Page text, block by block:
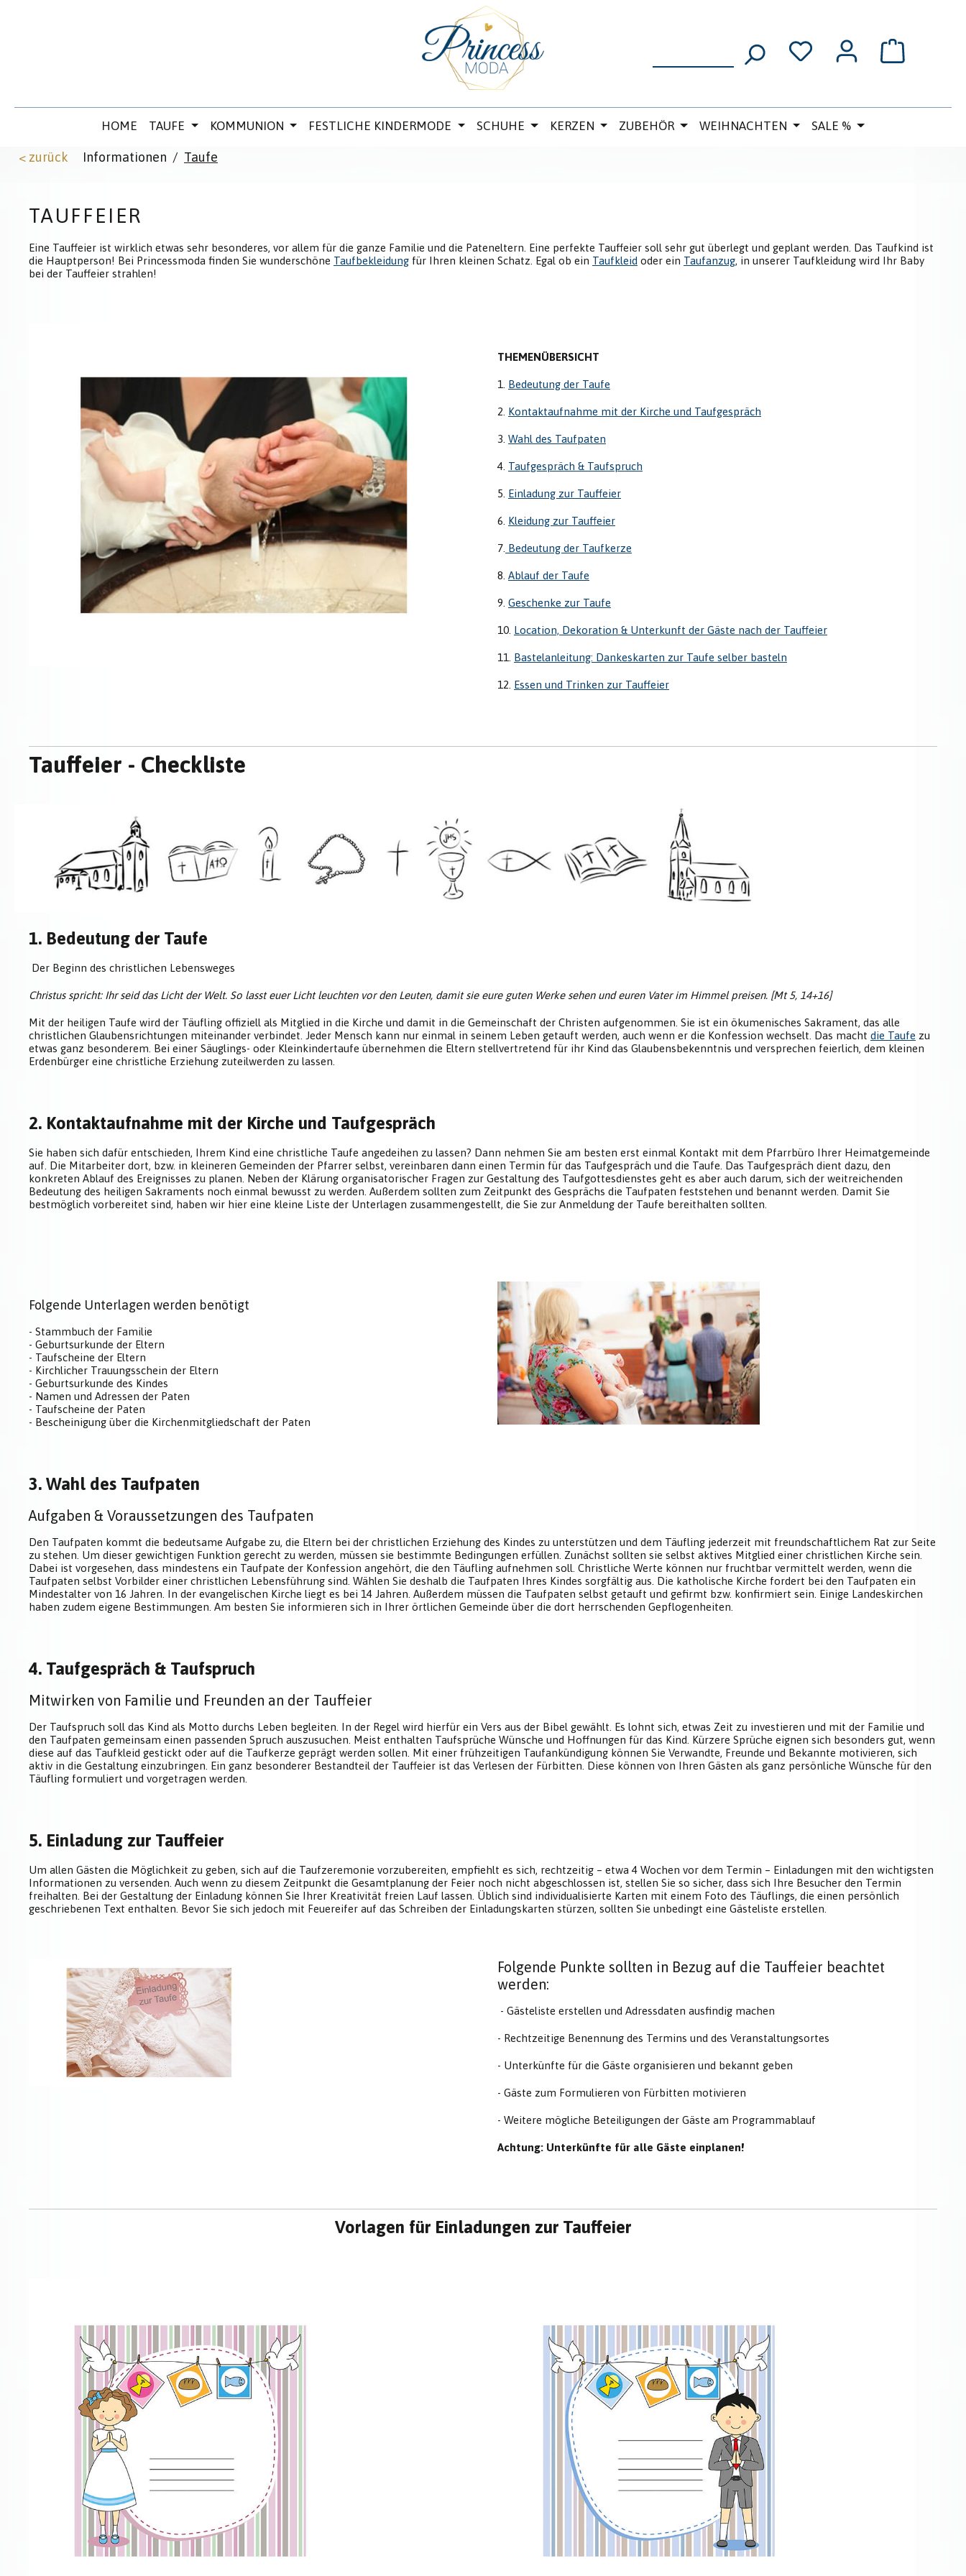
HOME TAUFE KOMMUNION FESTLICHE KINDERMODE SCHUHE KERZEN ZUBEHÖR WEIHNACHTEN SALE %
< zurück Informationen / Taufe
TAUFFEIER
Eine Tauffeier ist wirklich etwas sehr besonderes, vor allem für die ganze Familie und die Pateneltern. Eine perfekte Tauffeier soll sehr gut überlegt und geplant werden. Das Taufkind ist
die Hauptperson! Bei Princessmoda finden Sie wunderschöne Taufbekleidung für Ihren kleinen Schatz. Egal ob ein Taufkleid oder ein Taufanzug, in unserer Taufkleidung wird Ihr Baby
bei der Tauffeier strahlen!
THEMENÜBERSICHT
1. Bedeutung der Taufe
2. Kontaktaufnahme mit der Kirche und Taufgespräch
3. Wahl des Taufpaten
4. Taufgespräch & Taufspruch
5. Einladung zur Tauffeier
6. Kleidung zur Tauffeier
7. Bedeutung der Taufkerze
8. Ablauf der Taufe
9. Geschenke zur Taufe
10. Location, Dekoration & Unterkunft der Gäste nach der Tauffeier
11. Bastelanleitung: Dankeskarten zur Taufe selber basteln
12. Essen und Trinken zur Tauffeier
Tauffeier - Checkliste
1. Bedeutung der Taufe
Der Beginn des christlichen Lebensweges
Christus spricht: Ihr seid das Licht der Welt. So lasst euer Licht leuchten vor den Leuten, damit sie eure guten Werke sehen und euren Vater im Himmel preisen. [Mt 5, 14+16]
Mit der heiligen Taufe wird der Täufling offiziell als Mitglied in die Kirche und damit in die Gemeinschaft der Christen aufgenommen. Sie ist ein ökumenisches Sakrament, das alle
christlichen Glaubensrichtungen miteinander verbindet. Jeder Mensch kann nur einmal in seinem Leben getauft werden, auch wenn er die Konfession wechselt. Das macht die Taufe zu
etwas ganz besonderem. Bei einer Säuglings- oder Kleinkindertaufe übernehmen die Eltern stellvertretend für ihr Kind das Glaubensbekenntnis und versprechen feierlich, dem kleinen
Erdenbürger eine christliche Erziehung zuteilwerden zu lassen.
2. Kontaktaufnahme mit der Kirche und Taufgespräch
Sie haben sich dafür entschieden, Ihrem Kind eine christliche Taufe angedeihen zu lassen? Dann nehmen Sie am besten erst einmal Kontakt mit dem Pfarrbüro Ihrer Heimatgemeinde
auf. Die Mitarbeiter dort, bzw. in kleineren Gemeinden der Pfarrer selbst, vereinbaren dann einen Termin für das Taufgespräch und die Taufe. Das Taufgespräch dient dazu, den
konkreten Ablauf des Ereignisses zu planen. Neben der Klärung organisatorischer Fragen zur Gestaltung des Taufgottesdienstes geht es aber auch darum, sich der weitreichenden
Bedeutung des heiligen Sakraments noch einmal bewusst zu werden. Außerdem sollten zum Zeitpunkt des Gesprächs die Taufpaten feststehen und benannt werden. Damit Sie
bestmöglich vorbereitet sind, haben wir hier eine kleine Liste der Unterlagen zusammengestellt, die Sie zur Anmeldung der Taufe bereithalten sollten.
Folgende Unterlagen werden benötigt
- Stammbuch der Familie
- Geburtsurkunde der Eltern
- Taufscheine der Eltern
- Kirchlicher Trauungsschein der Eltern
- Geburtsurkunde des Kindes
- Namen und Adressen der Paten
- Taufscheine der Paten
- Bescheinigung über die Kirchenmitgliedschaft der Paten
3. Wahl des Taufpaten
Aufgaben & Voraussetzungen des Taufpaten
Den Taufpaten kommt die bedeutsame Aufgabe zu, die Eltern bei der christlichen Erziehung des Kindes zu unterstützen und dem Täufling jederzeit mit freundschaftlichem Rat zur Seite
zu stehen. Um dieser gewichtigen Funktion gerecht zu werden, müssen sie bestimmte Bedingungen erfüllen. Zunächst sollten sie selbst aktives Mitglied einer christlichen Kirche sein.
Dabei ist vorgesehen, dass mindestens ein Taufpate der Konfession angehört, die den Täufling aufnehmen soll. Christliche Werte können nur fruchtbar vermittelt werden, wenn die
Taufpaten selbst Vorbilder einer christlichen Lebensführung sind. Wählen Sie deshalb die Taufpaten Ihres Kindes sorgfältig aus. Die katholische Kirche fordert bei den Taufpaten ein
Mindestalter von 16 Jahren. In der evangelischen Kirche liegt es bei 14 Jahren. Außerdem müssen die Taufpaten selbst getauft und gefirmt bzw. konfirmiert sein. Einige Landeskirchen
haben zudem eigene Bestimmungen. Am besten Sie informieren sich in Ihrer örtlichen Gemeinde über die dort herrschenden Gepflogenheiten.
4. Taufgespräch & Taufspruch
Mitwirken von Familie und Freunden an der Tauffeier
Der Taufspruch soll das Kind als Motto durchs Leben begleiten. In der Regel wird hierfür ein Vers aus der Bibel gewählt. Es lohnt sich, etwas Zeit zu investieren und mit der Familie und
den Taufpaten gemeinsam einen passenden Spruch auszusuchen. Meist enthalten Taufsprüche Wünsche und Hoffnungen für das Kind. Kürzere Sprüche eignen sich besonders gut, wenn
diese auf das Taufkleid gestickt oder auf die Taufkerze geprägt werden sollen. Mit einer frühzeitigen Taufankündigung können Sie Verwandte, Freunde und Bekannte motivieren, sich
aktiv in die Gestaltung einzubringen. Ein ganz besonderer Bestandteil der Tauffeier ist das Verlesen der Fürbitten. Diese können von Ihren Gästen als ganz persönliche Wünsche für den
Täufling formuliert und vorgetragen werden.
5. Einladung zur Tauffeier
Um allen Gästen die Möglichkeit zu geben, sich auf die Taufzeremonie vorzubereiten, empfiehlt es sich, rechtzeitig – etwa 4 Wochen vor dem Termin – Einladungen mit den wichtigsten
Informationen zu versenden. Auch wenn zu diesem Zeitpunkt die Gesamtplanung der Feier noch nicht abgeschlossen ist, stellen Sie so sicher, dass sich Ihre Besucher den Termin
freihalten. Bei der Gestaltung der Einladung können Sie Ihrer Kreativität freien Lauf lassen. Üblich sind individualisierte Karten mit einem Foto des Täuflings, die einen persönlich
geschriebenen Text enthalten. Bevor Sie sich jedoch mit Feuereifer auf das Schreiben der Einladungskarten stürzen, sollten Sie unbedingt eine Gästeliste erstellen.
Folgende Punkte sollten in Bezug auf die Tauffeier beachtet
werden:
- Gästeliste erstellen und Adressdaten ausfindig machen
- Rechtzeitige Benennung des Termins und des Veranstaltungsortes
- Unterkünfte für die Gäste organisieren und bekannt geben
- Gäste zum Formulieren von Fürbitten motivieren
- Weitere mögliche Beteiligungen der Gäste am Programmablauf
Achtung: Unterkünfte für alle Gäste einplanen!
Vorlagen für Einladungen zur Tauffeier